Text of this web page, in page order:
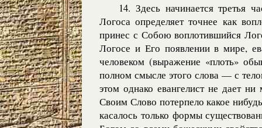
14. Здесь начинается третья
Логоса определяет точнее как
принес с Собою воплотившийся
Логосе и Его появлении в мире,
человеком (выражение «плоть»
полном смысле этого слова — с
этом однако евангелист не дает
Своим Слово потерпело какое
касалось только формы